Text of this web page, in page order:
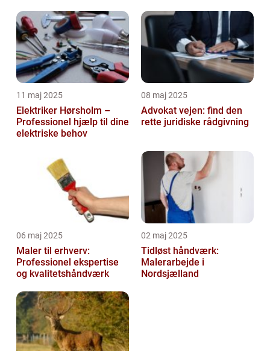
11 maj 2025
Elektriker Hørsholm –
Professionel hjælp til dine
elektriske behov
08 maj 2025
Advokat vejen: find den
rette juridiske rådgivning
06 maj 2025
Maler til erhverv:
Professionel ekspertise
og kvalitetshåndværk
02 maj 2025
Tidløst håndværk:
Malerarbejde i
Nordsjælland